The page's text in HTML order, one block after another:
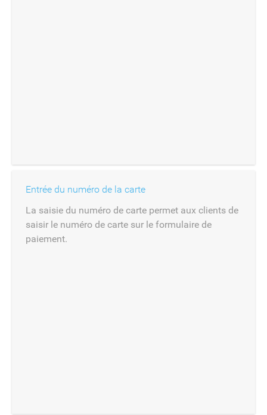
Entrée du numéro de la carte
La saisie du numéro de carte permet aux clients de
saisir le numéro de carte sur le formulaire de
paiement.